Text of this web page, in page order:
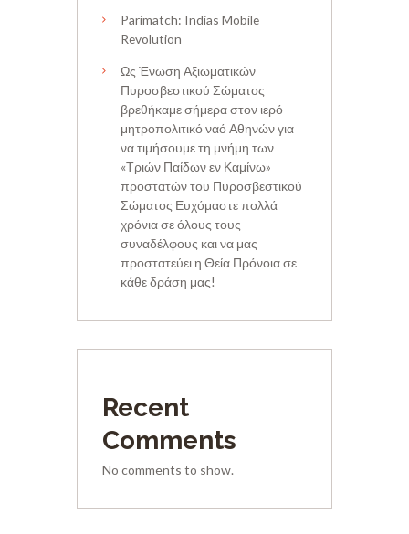
Parimatch: Indias Mobile
Revolution
Ως Ένωση Αξιωματικών
Πυροσβεστικού Σώματος
βρεθήκαμε σήμερα στον ιερό
μητροπολιτικό ναό Αθηνών για
να τιμήσουμε τη μνήμη των
«Τριών Παίδων εν Καμίνω»
προστατών του Πυροσβεστικού
Σώματος Ευχόμαστε πολλά
χρόνια σε όλους τους
συναδέλφους και να μας
προστατεύει η Θεία Πρόνοια σε
κάθε δράση μας!
Recent
Comments
No comments to show.